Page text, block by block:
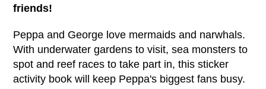
friends!
Peppa and George love mermaids and narwhals.
With underwater gardens to visit, sea monsters to
spot and reef races to take part in, this sticker
activity book will keep Peppa's biggest fans busy.